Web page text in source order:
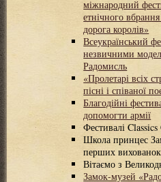
міжнародний
етнічного
дорога королів»
Всеукраїнський
незвичними
Радомисль
«Пролетарі всіх
пісні і співаної
Благодійні
допомогти армії
Фестивалі Classics
Школа принцес
перших вихованок
Вітаємо з
Замок-музей